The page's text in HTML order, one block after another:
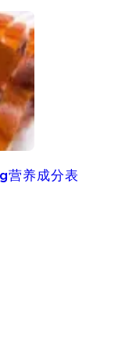
营养成分表